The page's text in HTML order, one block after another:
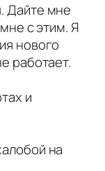
Дайте мне
с этим. Я
нового
работает.
и
на